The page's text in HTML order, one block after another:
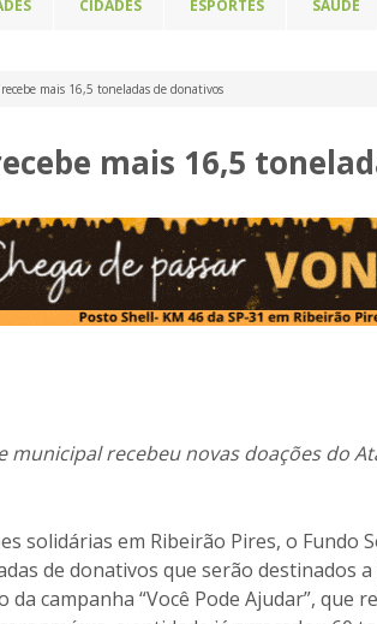
CIDADES ESPORTES SAÚDE
mais 16,5 toneladas de donativos
mais 16,5
municipal recebeu novas doações do
solidárias em Ribeirão Pires, o Fundo
de donativos que serão destinados
campanha “Você Pode Ajudar”, que